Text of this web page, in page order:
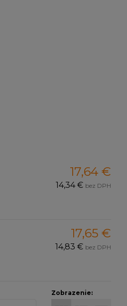
17,64 €
14,34 € bez DPH
17,65 €
14,83 € bez DPH
Zobrazenie: